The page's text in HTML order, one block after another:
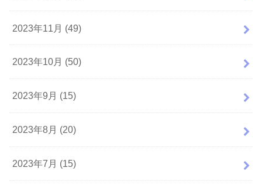
2023年11月 (49)
2023年10月 (50)
2023年9月 (15)
2023年8月 (20)
2023年7月 (15)